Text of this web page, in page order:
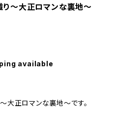
〜大正ロマンな裏地〜
available
大正ロマンな裏地〜です。